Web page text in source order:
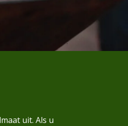
uit. Als u